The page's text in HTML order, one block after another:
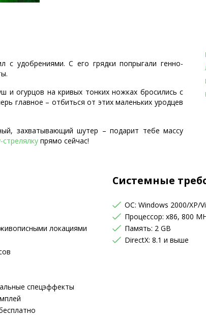
с удобрениями. С его грядки попрыгали генно-
и огурцов на кривых тонких ножках бросились с
главное – отбиться от этих маленьких уродцев
захватывающий шутер – подарит тебе массу
стрелялку прямо сейчас!
локациями
спецэффекты
Системные
OC: Windows 2000/XP/
Процессор: x86, 800
Память: 2 GB
DirectX: 8.1 и выше